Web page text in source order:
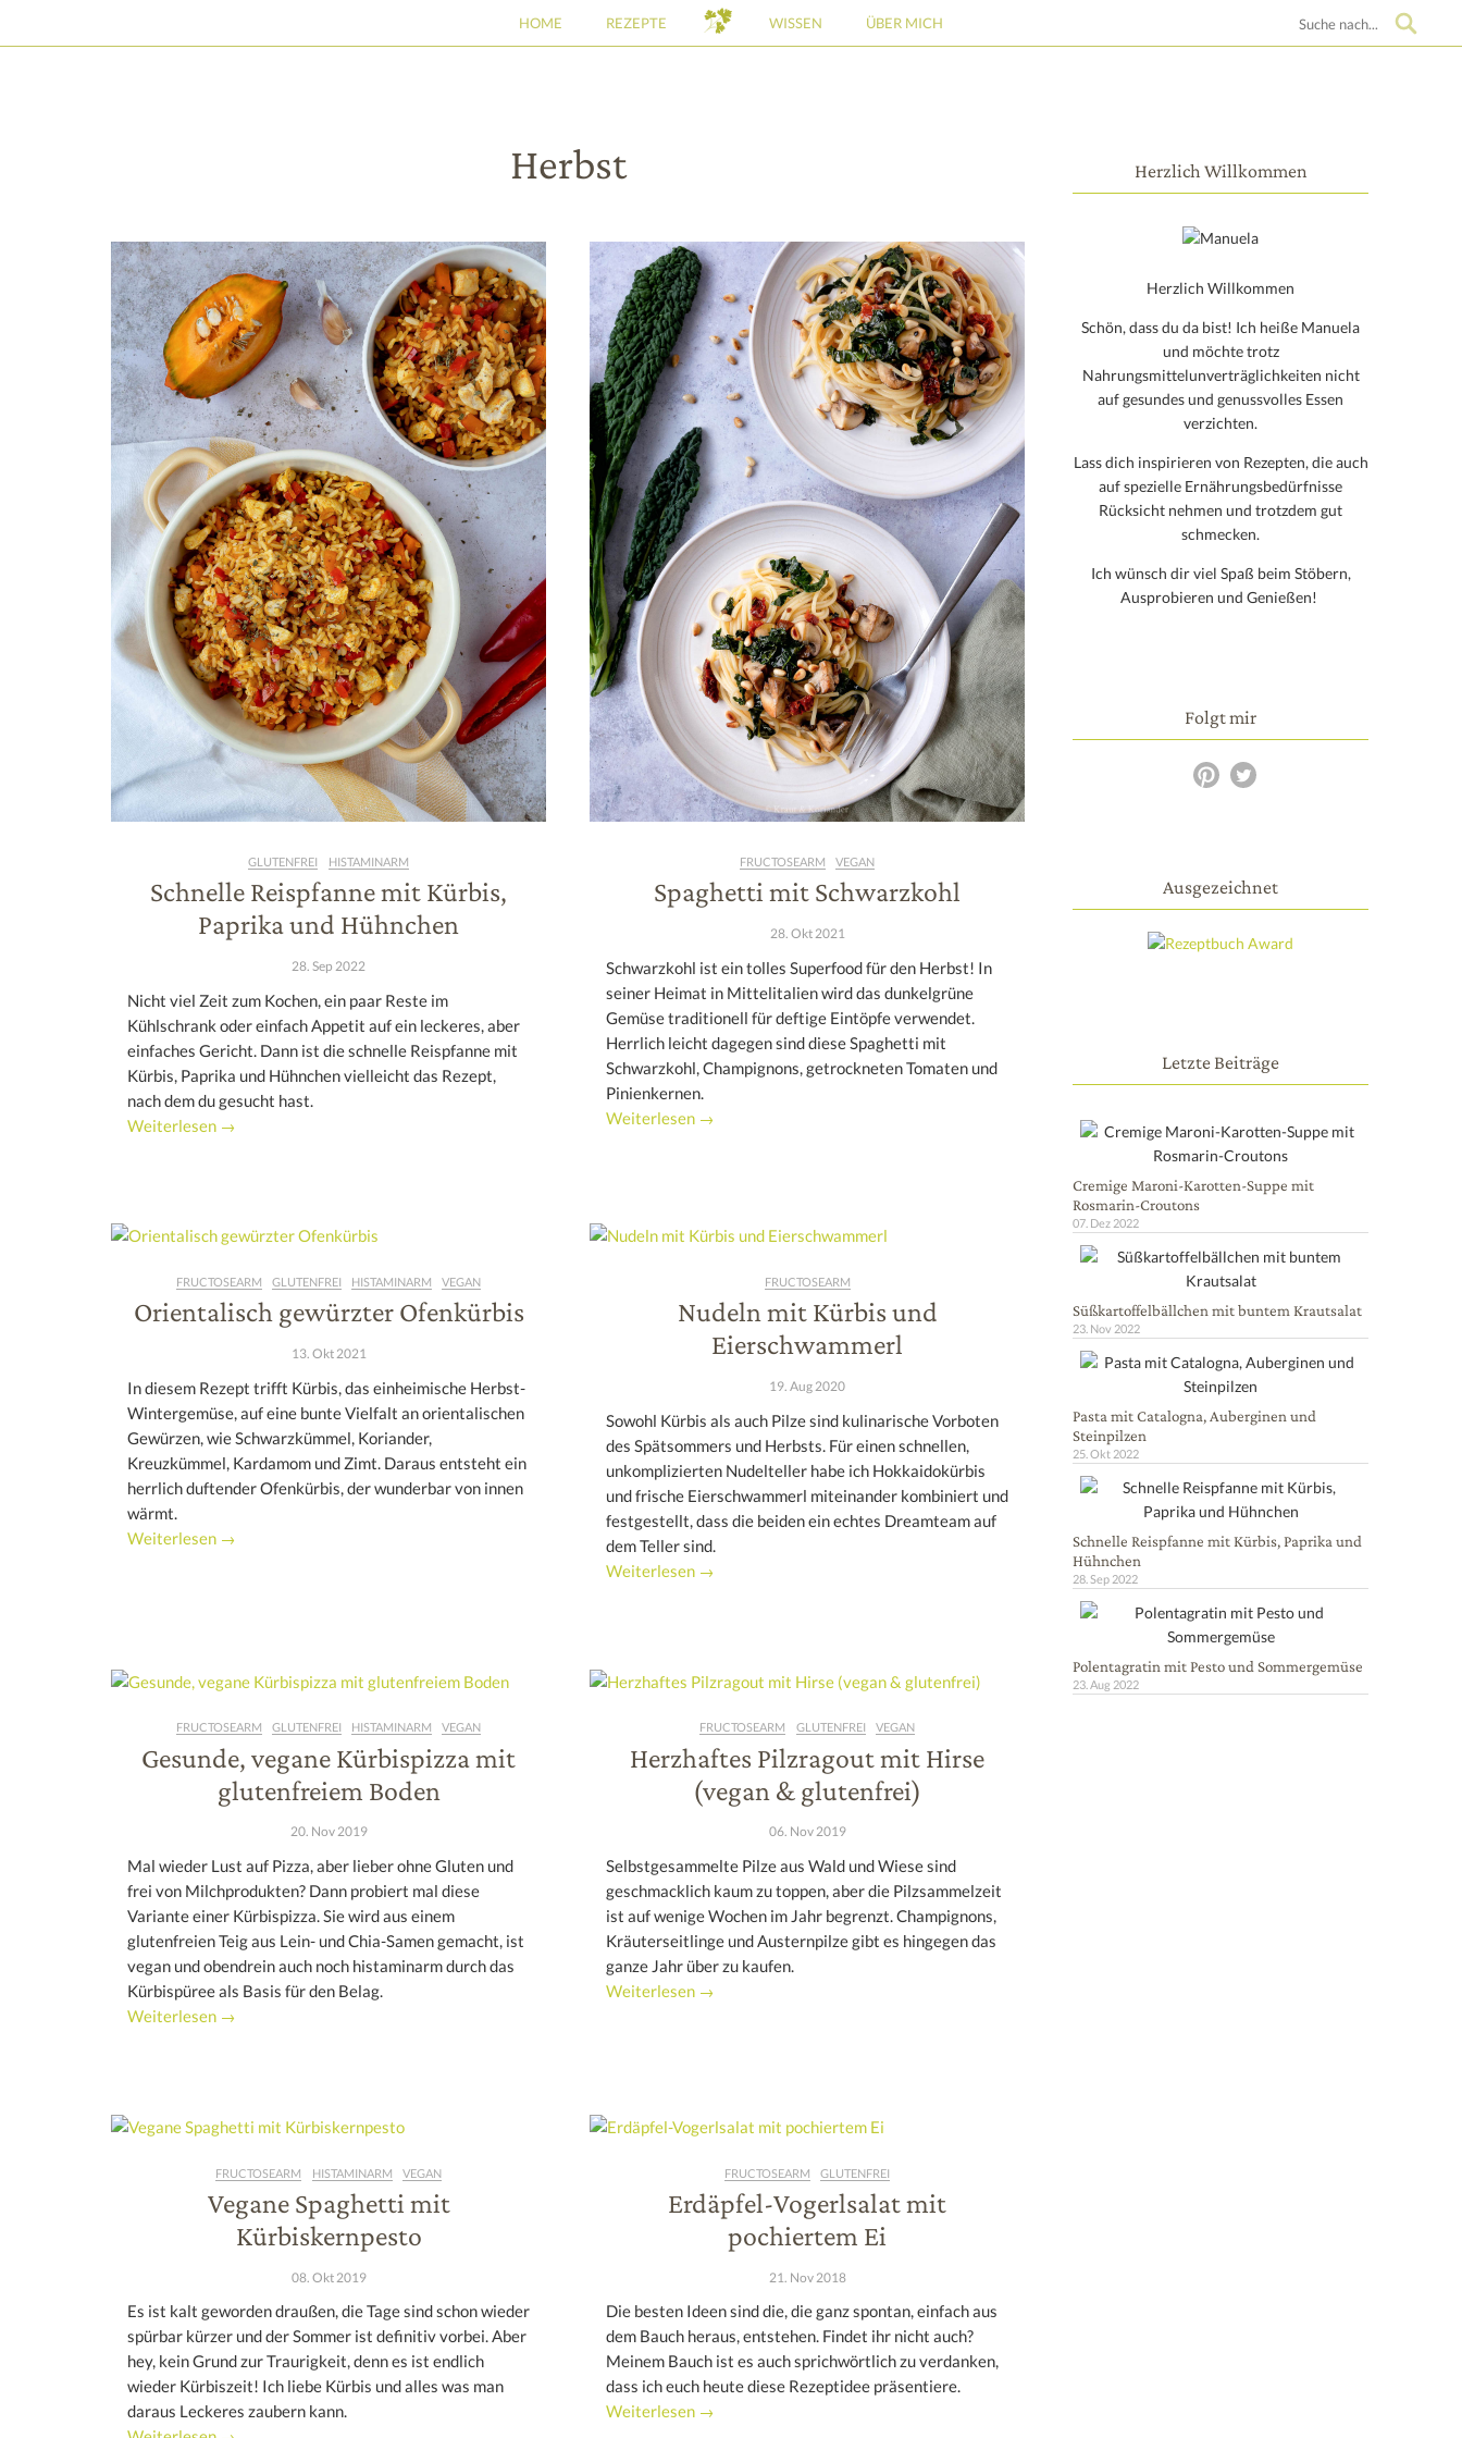
HAUPTNAVIGATION
HOME REZEPTE WISSEN ÜBER MICH Suche
Herbst
GLUTENFREI HISTAMINARM
Schnelle Reispfanne mit Kürbis,
Paprika und Hühnchen
28. Sep 2022
Nicht viel Zeit zum Kochen, ein paar Reste im
Kühlschrank oder einfach Appetit auf ein leckeres, aber
einfaches Gericht. Dann ist die schnelle Reispfanne mit
Kürbis, Paprika und Hühnchen vielleicht das Rezept,
nach dem du gesucht hast.
Weiterlesen →
FRUCTOSEARM VEGAN
Spaghetti mit Schwarzkohl
28. Okt 2021
Schwarzkohl ist ein tolles Superfood für den Herbst! In
seiner Heimat in Mittelitalien wird das dunkelgrüne
Gemüse traditionell für deftige Eintöpfe verwendet.
Herrlich leicht dagegen sind diese Spaghetti mit
Schwarzkohl, Champignons, getrockneten Tomaten und
Pinienkernen.
Weiterlesen →
FRUCTOSEARM GLUTENFREI HISTAMINARM VEGAN
Orientalisch gewürzter Ofenkürbis
13. Okt 2021
In diesem Rezept trifft Kürbis, das einheimische Herbst-
Wintergemüse, auf eine bunte Vielfalt an orientalischen
Gewürzen, wie Schwarzkümmel, Koriander,
Kreuzkümmel, Kardamom und Zimt. Daraus entsteht ein
herrlich duftender Ofenkürbis, der wunderbar von innen
wärmt.
Weiterlesen →
FRUCTOSEARM
Nudeln mit Kürbis und
Eierschwammerl
19. Aug 2020
Sowohl Kürbis als auch Pilze sind kulinarische Vorboten
des Spätsommers und Herbsts. Für einen schnellen,
unkomplizierten Nudelteller habe ich Hokkaidokürbis
und frische Eierschwammerl miteinander kombiniert und
festgestellt, dass die beiden ein echtes Dreamteam auf
dem Teller sind.
Weiterlesen →
FRUCTOSEARM GLUTENFREI HISTAMINARM VEGAN
Gesunde, vegane Kürbispizza mit
glutenfreiem Boden
20. Nov 2019
Mal wieder Lust auf Pizza, aber lieber ohne Gluten und
frei von Milchprodukten? Dann probiert mal diese
Variante einer Kürbispizza. Sie wird aus einem
glutenfreien Teig aus Lein- und Chia-Samen gemacht, ist
vegan und obendrein auch noch histaminarm durch das
Kürbispüree als Basis für den Belag.
Weiterlesen →
FRUCTOSEARM GLUTENFREI VEGAN
Herzhaftes Pilzragout mit Hirse
(vegan & glutenfrei)
06. Nov 2019
Selbstgesammelte Pilze aus Wald und Wiese sind
geschmacklich kaum zu toppen, aber die Pilzsammelzeit
ist auf wenige Wochen im Jahr begrenzt. Champignons,
Kräuterseitlinge und Austernpilze gibt es hingegen das
ganze Jahr über zu kaufen.
Weiterlesen →
FRUCTOSEARM HISTAMINARM VEGAN
Vegane Spaghetti mit
Kürbiskernpesto
08. Okt 2019
Es ist kalt geworden draußen, die Tage sind schon wieder
spürbar kürzer und der Sommer ist definitiv vorbei. Aber
hey, kein Grund zur Traurigkeit, denn es ist endlich
wieder Kürbiszeit! Ich liebe Kürbis und alles was man
daraus Leckeres zaubern kann.
FRUCTOSEARM GLUTENFREI
Erdäpfel-Vogerlsalat mit
pochiertem Ei
21. Nov 2018
Die besten Ideen sind die, die ganz spontan, einfach aus
dem Bauch heraus, entstehen. Findet ihr nicht auch?
Meinem Bauch ist es auch sprichwörtlich zu verdanken,
dass ich euch heute diese Rezeptidee präsentiere.
Weiterlesen →
Herzlich Willkommen
Herzlich Willkommen
Schön, dass du da bist! Ich heiße Manuela
und möchte trotz
Nahrungsmittelunverträglichkeiten nicht
auf gesundes und genussvolles Essen
verzichten.
Lass dich inspirieren von Rezepten, die auch
auf spezielle Ernährungsbedürfnisse
Rücksicht nehmen und trotzdem gut
schmecken.
Ich wünsch dir viel Spaß beim Stöbern,
Ausprobieren und Genießen!
Folgt mir
Ausgezeichnet
Letzte Beiträge
Cremige Maroni-Karotten-Suppe mit
Rosmarin-Croutons
07. Dez 2022
Süßkartoffelbällchen mit buntem Krautsalat
23. Nov 2022
Pasta mit Catalogna, Auberginen und
Steinpilzen
25. Okt 2022
Schnelle Reispfanne mit Kürbis, Paprika und
Hühnchen
28. Sep 2022
Polentagratin mit Pesto und Sommergemüse
23. Aug 2022